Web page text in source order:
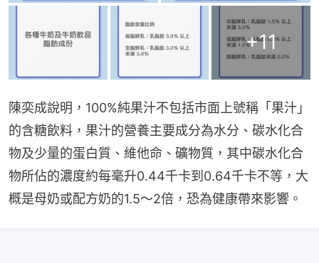
+11
陳奕成說明，100%純果汁不包括市面上號稱「果汁」
的含糖飲料，果汁的營養主要成分為水分、碳水化合
物及少量的蛋白質、維他命、礦物質，其中碳水化合
物所佔的濃度約每毫升0.44千卡到0.64千卡不等，大
概是母奶或配方奶的1.5～2倍，恐為健康帶來影響。